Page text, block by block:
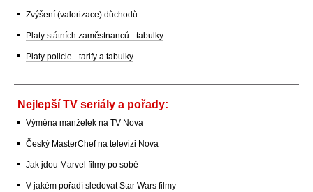
Zvýšení (valorizace) důchodů
Platy státních zaměstnanců - tabulky
Platy policie - tarify a tabulky
Nejlepší TV seriály a pořady:
Výměna manželek na TV Nova
Český MasterChef na televizi Nova
Jak jdou Marvel filmy po sobě
V jakém pořadí sledovat Star Wars filmy